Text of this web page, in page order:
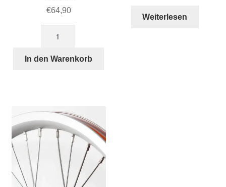
€64,90
STRIDA
-
Aluminium
-
schwarz
Menge
In den Warenkorb
Weiterlesen